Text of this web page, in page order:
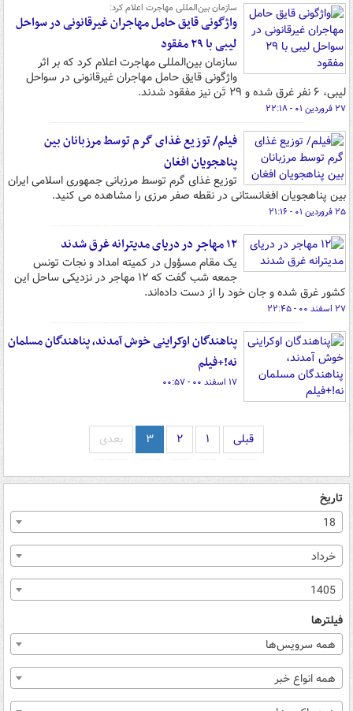
سازمان بین‌المللی مهاجرت اعلام کرد:
واژگونی قایق حامل مهاجران غیرقانونی در سواحل
لیبی با ۲۹ مفقود
سازمان بین‌المللی مهاجرت اعلام کرد که بر اثر
واژگونی قایق حامل مهاجران غیرقانونی در سواحل
لیبی، ۶ نفر غرق شده و ۲۹ تَن نیز مفقود شدند.
۲۷ فروردین ۰۱ - ۲۲:۱۸
فیلم/ توزیع غذای گرم توسط مرزبانان بین
پناهجویان افغان
توزیع غذای گرم توسط مرزبانی جمهوری اسلامی ایران
بین پناهجویان افغانستانی در نقطه صفر مرزی را مشاهده می کنید.
۲۵ فروردین ۰۱ - ۲۱:۱۶
۱۲ مهاجر در دریای مدیترانه غرق شدند
یک مقام مسؤول در کمیته امداد و نجات تونس
جمعه شب گفت که ۱۲ مهاجر در نزدیکی ساحل این
کشور غرق شده و جان خود را از دست داده‌اند.
۲۷ اسفند ۰۰ - ۲۲:۴۵
پناهندگان اوکراینی خوش آمدند، پناهندگان مسلمان
نه!+فیلم
۱۷ اسفند ۰۰ - ۰۰:۵۷
قبلی ۱ ۲ ۳ بعدی
تاریخ
18
خرداد
1405
فیلترها
همه سرویس‌ها
همه انواع خبر